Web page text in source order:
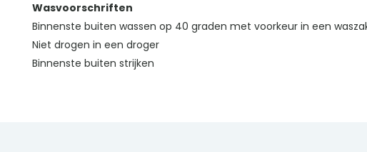
Wasvoorschriften
Binnenste buiten wassen op 40 graden met voorkeur in een
Niet drogen in een droger
Binnenste buiten strijken